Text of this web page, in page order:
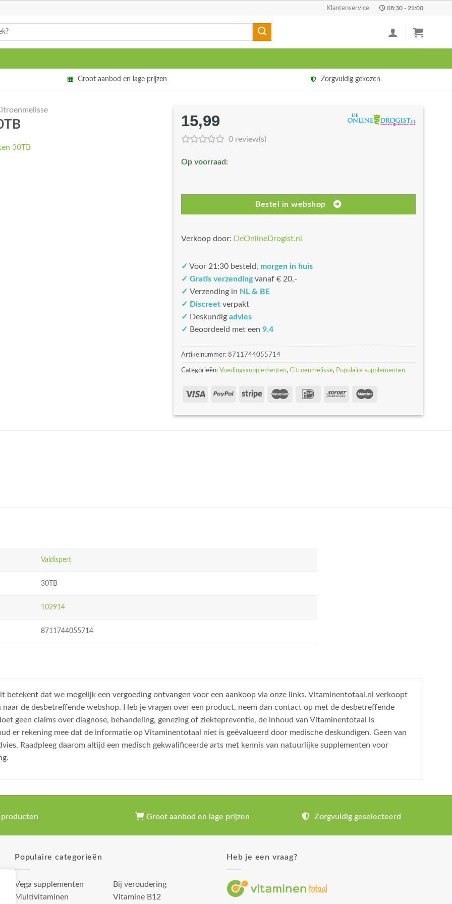
Klantenservice 08:30 - 21:00
Groot aanbod en lage prijzen Zorgvuldig gekozen
15,99
0 review(s)
Op voorraad:
Bestel in webshop
Verkoop door: DeOnlineDrogist.nl
✓ Voor 21:30 besteld, morgen in huis
✓ Gratis verzendingvanaf € 20,-
✓ Verzending in NL & BE
✓ Discreet verpakt
✓ Deskundig advies
✓ Beoordeeld met een 9.4
Artikelnummer: 8711744055714
Categorieën: Voedingssupplementen, Citroenmelisse, Populaire supplementen
Valdispert
30TB
102914
8711744055714
dat we mogelijk een vergoeding ontvangen voor een aankoop via onze links. Vitaminentotaal.nl verkoopt
de desbetreffende webshop. Heb je vragen over een product, neem dan contact op met de desbetreffende
geen claims over diagnose, behandeling, genezing of ziektepreventie, de inhoud van Vitaminentotaal is
er rekening mee dat de informatie op Vitaminentotaal niet is geëvalueerd door medische deskundigen. Geen van
Raadpleeg daarom altijd een medisch gekwalificeerde arts met kennis van natuurlijke supplementen voor
producten Groot aanbod en lage prijzen Zorgvuldig geselecteerd
Populaire categorieën
Vega supplementen
Multivitaminen
Bij veroudering
Vitamine B12
Heb je een vraag?